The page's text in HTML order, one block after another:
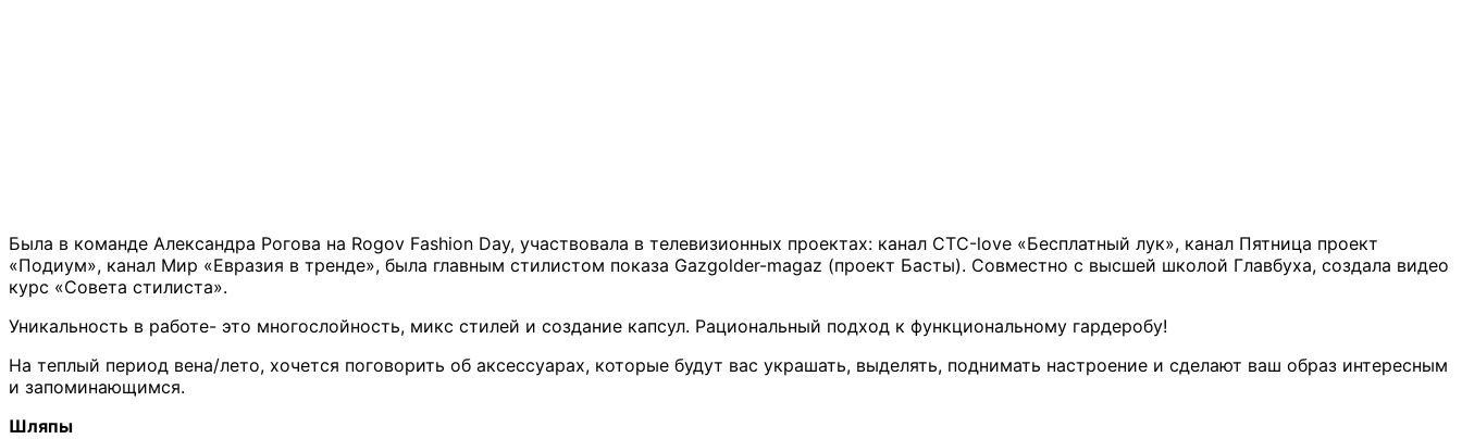
Была в команде Александра Рогова на Rogov Fashion Day, участвовала в телевизионных проектах: канал СТС-love «Бесплатный лук», канал Пятница проект
«Подиум», канал Мир «Евразия в тренде», была главным стилистом показа Gazgolder-magaz (проект Басты). Совместно с высшей школой Главбуха, создала видео
курс «Совета стилиста».
Уникальность в работе- это многослойность, микс стилей и создание капсул. Рациональный подход к функциональному гардеробу!
На теплый период вена/лето, хочется поговорить об аксессуарах, которые будут вас украшать, выделять, поднимать настроение и сделают ваш образ интересным
и запоминающимся.
Шляпы